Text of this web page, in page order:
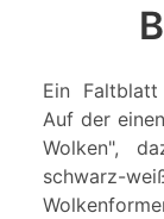
Ein Faltblatt
Auf der
Wolken",
schwarz-